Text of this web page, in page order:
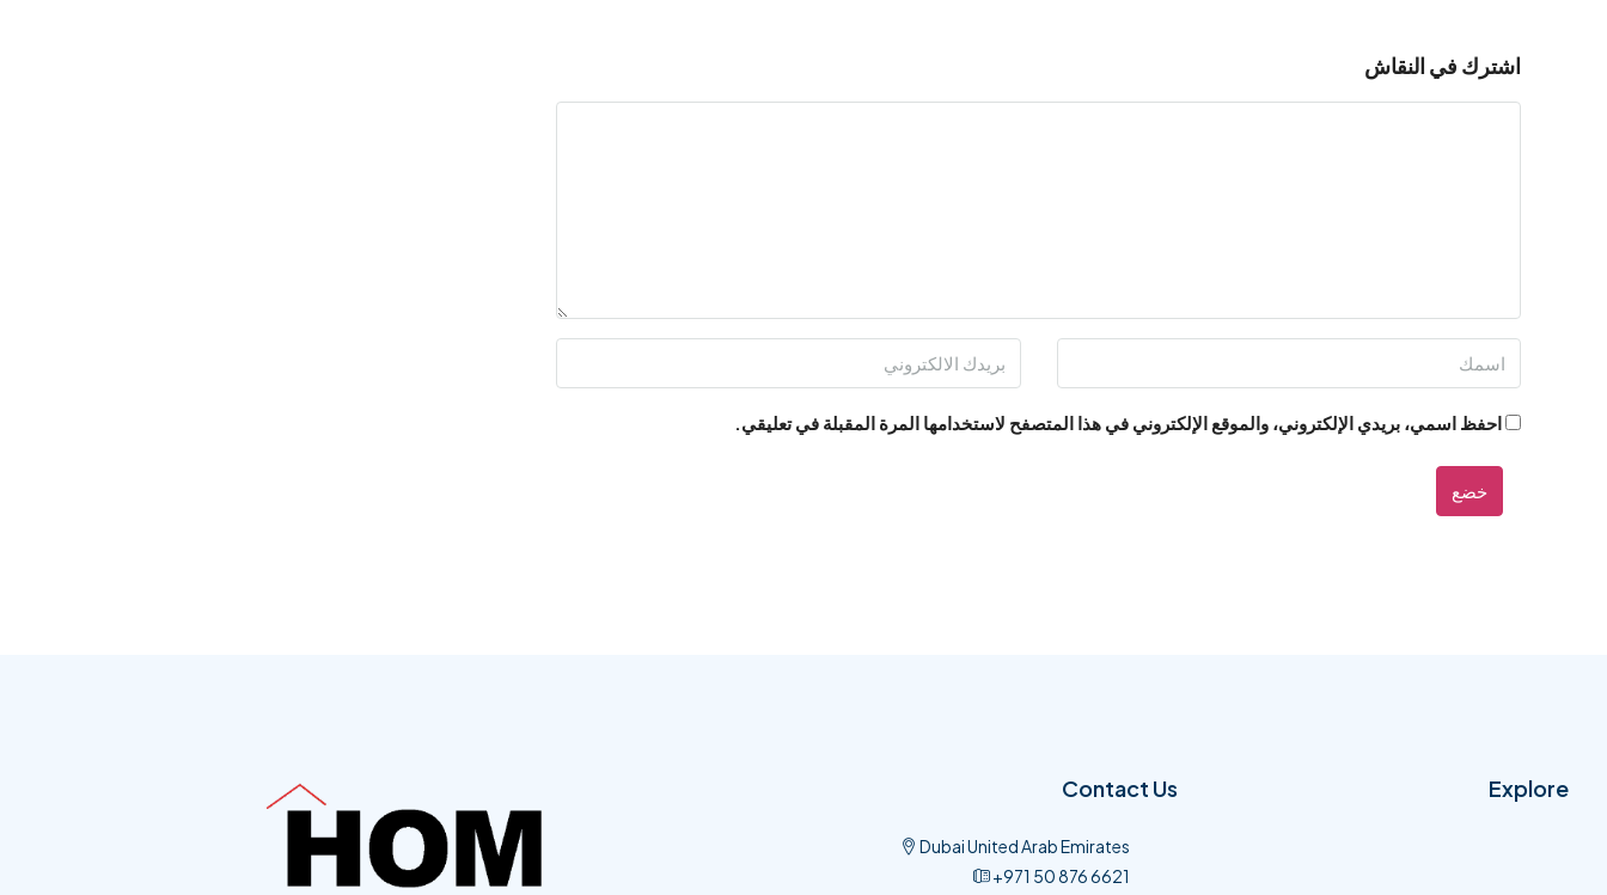
اشترك في النقاش
احفظ اسمي، بريدي الإلكتروني، والموقع الإلكتروني في هذا المتصفح لاستخدامها المرة المقبلة في تعليقي.
خضع
Explore
Contact Us
Dubai United Arab Emirates
+971 50 876 6621​